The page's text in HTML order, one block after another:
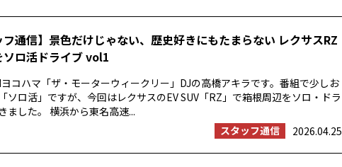
フ通信】景色だけじゃない、歴史好きにもたまらない レクサスRZ
ソロ活ドライブ vol1
ヨコハマ「ザ・モーターウィークリー」DJの高橋アキラです。番組で少しお
ソロ活」ですが、今回はレクサスのEV SUV「RZ」で箱根周辺をソロ・ドラ
ました。 横浜から東名高速...
スタッフ通信
2026.04.25